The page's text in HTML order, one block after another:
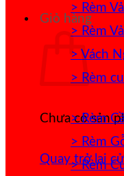
Giỏ hàng
Chưa có sản
Quay trở lại
> Rèm
> Rèm
> Vách
> Rèm
> Rèm
> Rèm
> Rèm